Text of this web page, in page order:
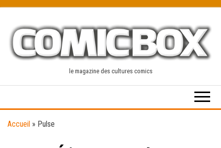
content
le magazine des cultures comics
Accueil » Pulse